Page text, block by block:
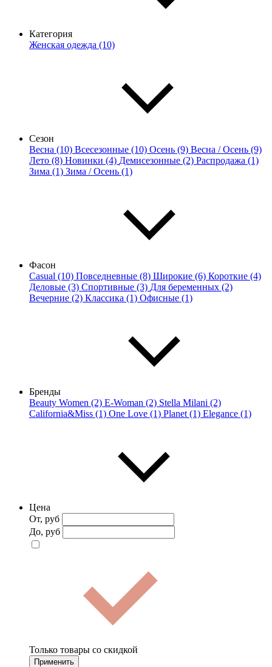
Категория
Женская одежда (10)
Сезон
Весна (10) Всесезонные (10) Осень (9) Весна / Осень (9)
Лето (8) Новинки (4) Демисезонные (2) Распродажа (1)
Зима (1) Зима / Осень (1)
Фасон
Casual (10) Повседневные (8) Широкие (6) Короткие (4)
Деловые (3) Спортивные (3) Для беременных (2)
Вечерние (2) Классика (1) Офисные (1)
Бренды
Beauty Women (2) E-Woman (2) Stella Milani (2)
California&Miss (1) One Love (1) Planet (1) Elegance (1)
Цена
От, руб
До, руб
Только товары со скидкой
Применить